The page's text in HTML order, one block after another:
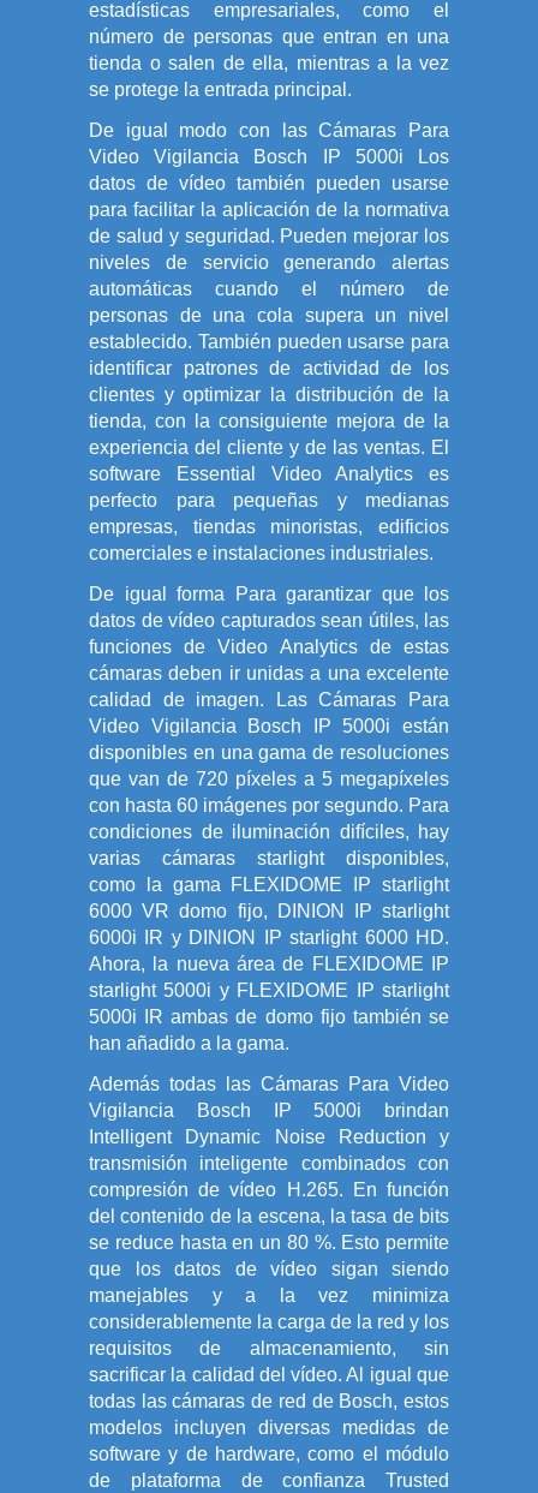
estadísticas empresariales, como el
número de personas que entran en una
tienda o salen de ella, mientras a la vez
se protege la entrada principal.
De igual modo con las Cámaras Para
Video Vigilancia Bosch IP 5000i Los
datos de vídeo también pueden usarse
para facilitar la aplicación de la normativa
de salud y seguridad. Pueden mejorar los
niveles de servicio generando alertas
automáticas cuando el número de
personas de una cola supera un nivel
establecido. También pueden usarse para
identificar patrones de actividad de los
clientes y optimizar la distribución de la
tienda, con la consiguiente mejora de la
experiencia del cliente y de las ventas. El
software Essential Video Analytics es
perfecto para pequeñas y medianas
empresas, tiendas minoristas, edificios
comerciales e instalaciones industriales.
De igual forma Para garantizar que los
datos de vídeo capturados sean útiles, las
funciones de Video Analytics de estas
cámaras deben ir unidas a una excelente
calidad de imagen. Las Cámaras Para
Video Vigilancia Bosch IP 5000i están
disponibles en una gama de resoluciones
que van de 720 píxeles a 5 megapíxeles
con hasta 60 imágenes por segundo. Para
condiciones de iluminación difíciles, hay
varias cámaras starlight disponibles,
como la gama FLEXIDOME IP starlight
6000 VR domo fijo, DINION IP starlight
6000i IR y DINION IP starlight 6000 HD.
Ahora, la nueva área de FLEXIDOME IP
starlight 5000i y FLEXIDOME IP starlight
5000i IR ambas de domo fijo también se
han añadido a la gama.
Además todas las Cámaras Para Video
Vigilancia Bosch IP 5000i brindan
Intelligent Dynamic Noise Reduction y
transmisión inteligente combinados con
compresión de vídeo H.265. En función
del contenido de la escena, la tasa de bits
se reduce hasta en un 80 %. Esto permite
que los datos de vídeo sigan siendo
manejables y a la vez minimiza
considerablemente la carga de la red y los
requisitos de almacenamiento, sin
sacrificar la calidad del vídeo. Al igual que
todas las cámaras de red de Bosch, estos
modelos incluyen diversas medidas de
software y de hardware, como el módulo
de plataforma de confianza Trusted